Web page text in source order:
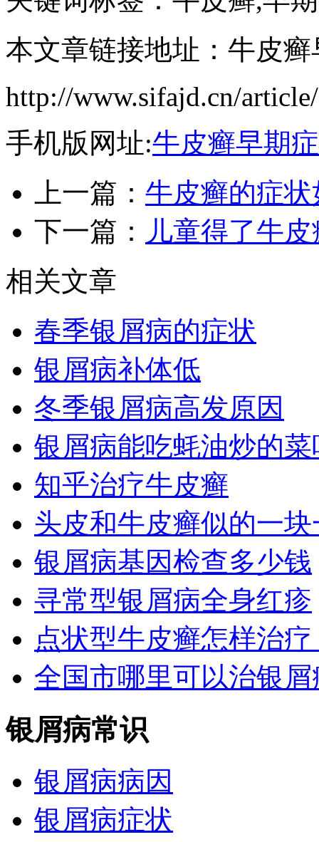
本文章链接地址：牛皮
http://www.sifajd.cn/
手机版网址:牛皮癣早期
上一篇： 牛皮癣的症
下一篇： 儿童得了牛
相关文章
春季银屑病的症状
银屑病补体低
冬季银屑病高发原因
银屑病能吃蚝油炒的菜
知乎治疗牛皮癣
头皮和牛皮癣似的一
银屑病基因检查多少钱
寻常型银屑病全身红疹
点状型牛皮癣怎样治
全国市哪里可以治银
银屑病常识
银屑病病因
银屑病症状